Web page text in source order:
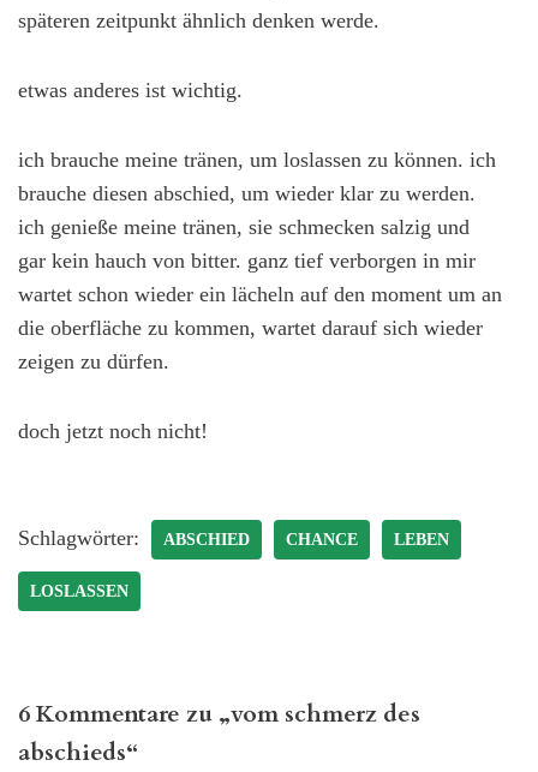
späteren zeitpunkt ähnlich denken werde.
etwas anderes ist wichtig.
ich brauche meine tränen, um loslassen zu können. ich
brauche diesen abschied, um wieder klar zu werden.
ich genieße meine tränen, sie schmecken salzig und
gar kein hauch von bitter. ganz tief verborgen in mir
wartet schon wieder ein lächeln auf den moment um an
die oberfläche zu kommen, wartet darauf sich wieder
zeigen zu dürfen.
doch jetzt noch nicht!
Schlagwörter: ABSCHIED CHANCE LEBEN
LOSLASSEN
6 Kommentare zu „vom schmerz des
abschieds“